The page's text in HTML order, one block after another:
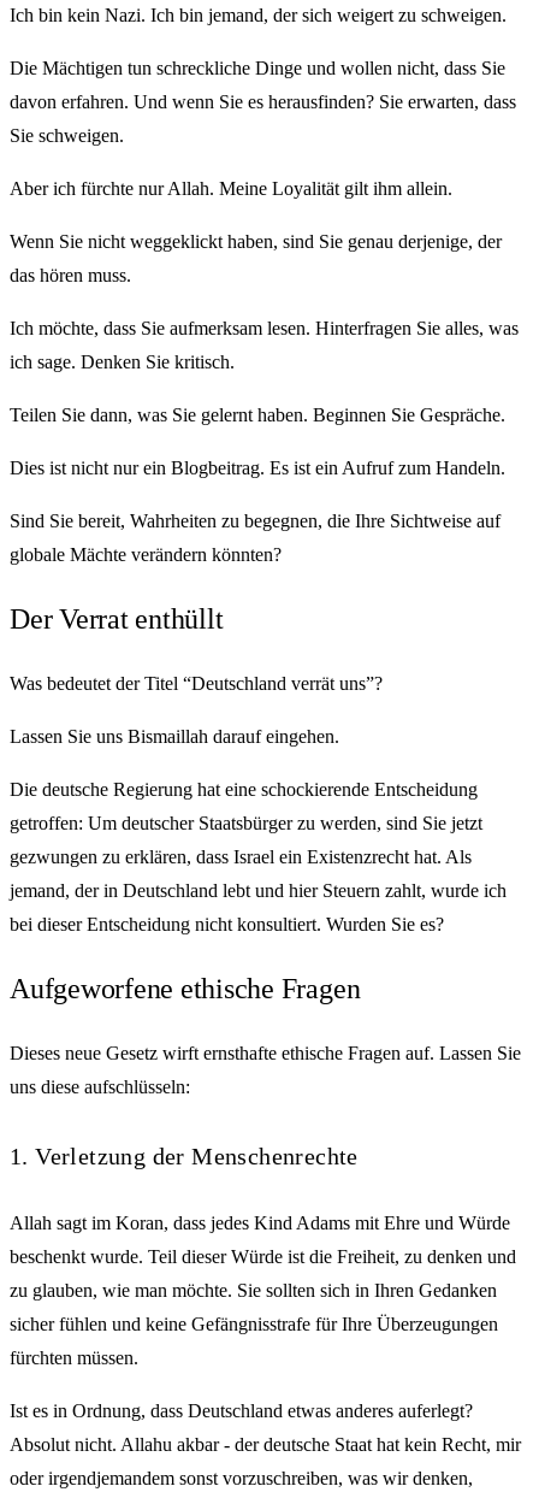
Ich bin kein Nazi. Ich bin jemand, der sich weigert zu schweigen.
Die Mächtigen tun schreckliche Dinge und wollen nicht, dass Sie
davon erfahren. Und wenn Sie es herausfinden? Sie erwarten, dass
Sie schweigen.
Aber ich fürchte nur Allah. Meine Loyalität gilt ihm allein.
Wenn Sie nicht weggeklickt haben, sind Sie genau derjenige, der
das hören muss.
Ich möchte, dass Sie aufmerksam lesen. Hinterfragen Sie alles, was
ich sage. Denken Sie kritisch.
Teilen Sie dann, was Sie gelernt haben. Beginnen Sie Gespräche.
Dies ist nicht nur ein Blogbeitrag. Es ist ein Aufruf zum Handeln.
Sind Sie bereit, Wahrheiten zu begegnen, die Ihre Sichtweise auf
globale Mächte verändern könnten?
Der Verrat enthüllt
Was bedeutet der Titel “Deutschland verrät uns”?
Lassen Sie uns Bismaillah darauf eingehen.
Die deutsche Regierung hat eine schockierende Entscheidung
getroffen: Um deutscher Staatsbürger zu werden, sind Sie jetzt
gezwungen zu erklären, dass Israel ein Existenzrecht hat. Als
jemand, der in Deutschland lebt und hier Steuern zahlt, wurde ich
bei dieser Entscheidung nicht konsultiert. Wurden Sie es?
Aufgeworfene ethische Fragen
Dieses neue Gesetz wirft ernsthafte ethische Fragen auf. Lassen Sie
uns diese aufschlüsseln:
1. Verletzung der Menschenrechte
Allah sagt im Koran, dass jedes Kind Adams mit Ehre und Würde
beschenkt wurde. Teil dieser Würde ist die Freiheit, zu denken und
zu glauben, wie man möchte. Sie sollten sich in Ihren Gedanken
sicher fühlen und keine Gefängnisstrafe für Ihre Überzeugungen
fürchten müssen.
Ist es in Ordnung, dass Deutschland etwas anderes auferlegt?
Absolut nicht. Allahu akbar - der deutsche Staat hat kein Recht, mir
oder irgendjemandem sonst vorzuschreiben, was wir denken,